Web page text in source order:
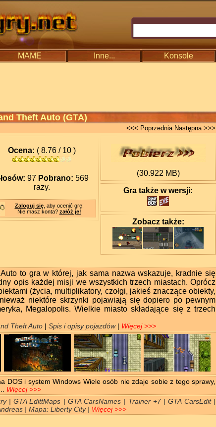
MAME Inne... Konsole
Theft Auto (GTA)
<<< Poprzednia Następna >>>
(30.922 MB)
Gra także w wersji:
Zobacz także:
Ocena: ( 8.76 / 10 )
97 Pobrano: 569
razy.
Zaloguj się, aby ocenić grę!
Nie masz konta? załóż je!
to gra w której, jak sama nazwa wskazuje, kradnie się
opis każdej misji we wszystkich trzech miastach. Oprócz
(życia, multiplikatory, czołgi, jakieś znaczące obiekty,
niektóre skrzynki pojawiają się dopiero po pewnym
Megalopolis. Wielkie miasto składające się z trzech
Theft Auto Spis i opisy pojazdów Więcej >>>
DOS i system Windows Wiele osób nie zdaje sobie z tego sprawy,
Więcej >>>
| GTA EdittMaps | GTA CarsNames | Trainer +7 | GTA CarsEdit |
| Mapa: Liberty City | Więcej >>>